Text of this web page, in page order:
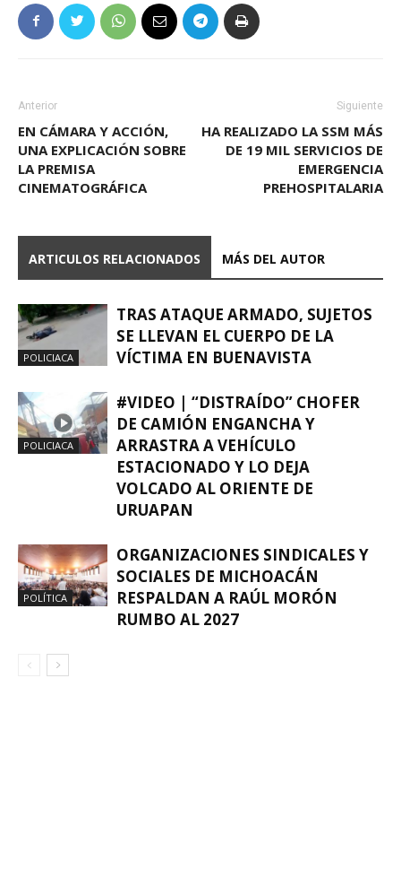
Anterior
EN CÁMARA Y ACCIÓN,
UNA EXPLICACIÓN SOBRE
LA PREMISA
CINEMATOGRÁFICA
Siguiente
HA REALIZADO LA SSM MÁS
DE 19 MIL SERVICIOS DE
EMERGENCIA
PREHOSPITALARIA
ARTICULOS RELACIONADOS MÁS DEL AUTOR
POLICIACA
TRAS ATAQUE ARMADO, SUJETOS
SE LLEVAN EL CUERPO DE LA
VÍCTIMA EN BUENAVISTA
POLICIACA
#VIDEO | “DISTRAÍDO” CHOFER
DE CAMIÓN ENGANCHA Y
ARRASTRA A VEHÍCULO
ESTACIONADO Y LO DEJA
VOLCADO AL ORIENTE DE
URUAPAN
POLÍTICA
ORGANIZACIONES SINDICALES Y
SOCIALES DE MICHOACÁN
RESPALDAN A RAÚL MORÓN
RUMBO AL 2027